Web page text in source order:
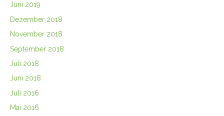
Juni 2019
Dezember 2018
November 2018
September 2018
Juli 2018
Juni 2018
Juli 2016
Mai 2016